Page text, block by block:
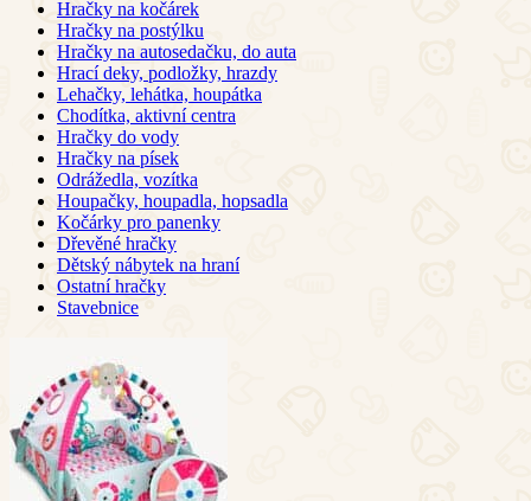
Hračky na kočárek
Hračky na postýlku
Hračky na autosedačku, do auta
Hrací deky, podložky, hrazdy
Lehačky, lehátka, houpátka
Chodítka, aktivní centra
Hračky do vody
Hračky na písek
Odrážedla, vozítka
Houpačky, houpadla, hopsadla
Kočárky pro panenky
Dřevěné hračky
Dětský nábytek na hraní
Ostatní hračky
Stavebnice